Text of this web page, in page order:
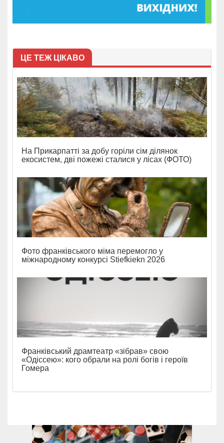
ЦЕ ТЕЖ ЦІКАВО
На Прикарпатті за добу горіли сім ділянок
екосистем, дві пожежі сталися у лісах (ФОТО)
Фото франківського міма перемогло у
міжнародному конкурсі Stiefkiekn 2026
Франківський драмтеатр «зібрав» свою
«Одіссею»: кого обрали на ролі богів і героїв
Гомера